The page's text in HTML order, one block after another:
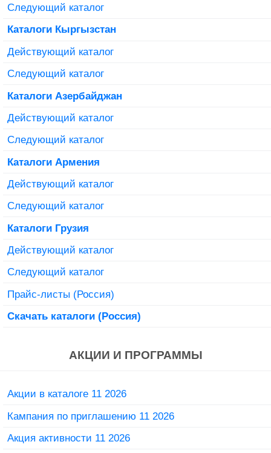
Следующий каталог
Каталоги Кыргызстан
Действующий каталог
Следующий каталог
Каталоги Азербайджан
Действующий каталог
Следующий каталог
Каталоги Армения
Действующий каталог
Следующий каталог
Каталоги Грузия
Действующий каталог
Следующий каталог
Прайс-листы (Россия)
Скачать каталоги (Россия)
АКЦИИ И ПРОГРАММЫ
Акции в каталоге 11 2026
Кампания по приглашению 11 2026
Акция активности 11 2026